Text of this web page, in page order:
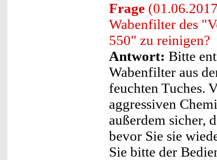
Frage
Wabenfilter des
550" zu reinigen?
Antwort: Bitte
Wabenfilter aus
feuchten Tuches.
aggressiven
außerdem sicher,
bevor Sie sie
Sie bitte der